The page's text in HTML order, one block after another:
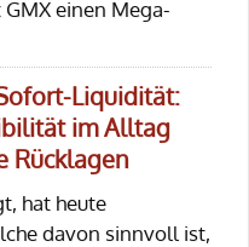
einen Mega-
Liquidität:
im Alltag
Rücklagen
hat heute
davon sinnvoll ist,